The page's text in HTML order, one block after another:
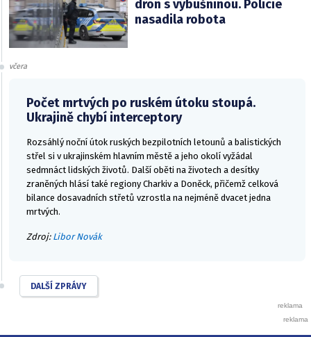
dron s výbušninou. Policie
nasadila robota
včera
Počet mrtvých po ruském útoku stoupá.
Ukrajině chybí interceptory
Rozsáhlý noční útok ruských bezpilotních letounů a balistických
střel si v ukrajinském hlavním městě a jeho okolí vyžádal
sedmnáct lidských životů. Další oběti na životech a desítky
zraněných hlásí také regiony Charkiv a Doněck, přičemž celková
bilance dosavadních střetů vzrostla na nejméně dvacet jedna
mrtvých.
Zdroj: Libor Novák
DALŠÍ ZPRÁVY